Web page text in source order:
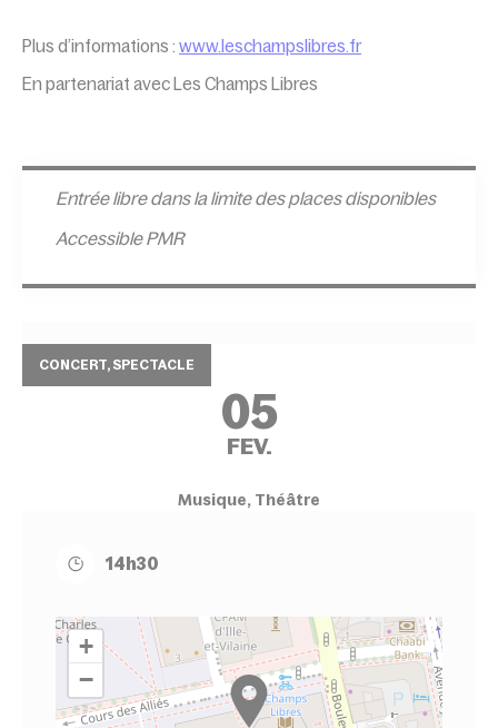
Plus d’informations : www.leschampslibres.fr
En partenariat avec Les Champs Libres
Entrée libre dans la limite des places disponibles
Accessible PMR
CONCERT, SPECTACLE
05
FEV.
Musique, Théâtre
14h30
+
−